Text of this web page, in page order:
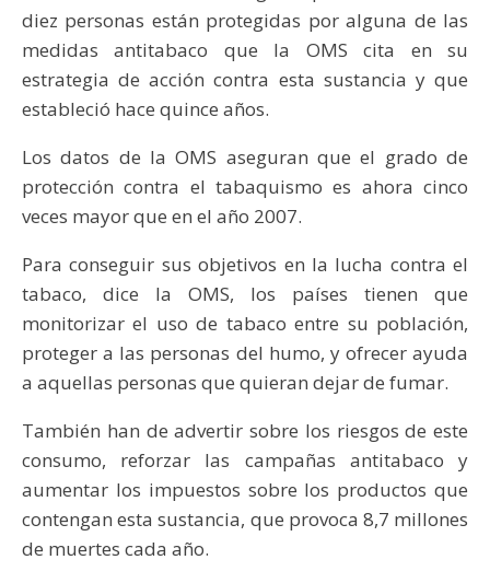
diez personas están protegidas por alguna de las
medidas antitabaco que la OMS cita en su
estrategia de acción contra esta sustancia y que
estableció hace quince años.
Los datos de la OMS aseguran que el grado de
protección contra el tabaquismo es ahora cinco
veces mayor que en el año 2007.
Para conseguir sus objetivos en la lucha contra el
tabaco, dice la OMS, los países tienen que
monitorizar el uso de tabaco entre su población,
proteger a las personas del humo, y ofrecer ayuda
a aquellas personas que quieran dejar de fumar.
También han de advertir sobre los riesgos de este
consumo, reforzar las campañas antitabaco y
aumentar los impuestos sobre los productos que
contengan esta sustancia, que provoca 8,7 millones
de muertes cada año.